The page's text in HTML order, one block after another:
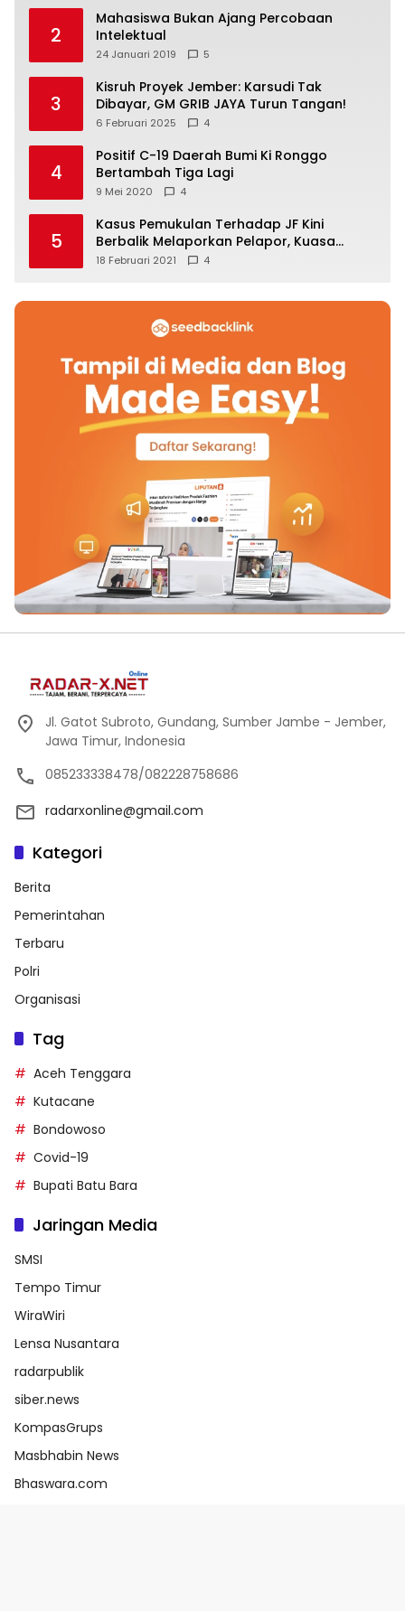
2
Mahasiswa Bukan Ajang Percobaan
Intelektual
24 Januari 2019 5
3
Kisruh Proyek Jember: Karsudi Tak
Dibayar, GM GRIB JAYA Turun Tangan!
6 Februari 2025 4
4
Positif C-19 Daerah Bumi Ki Ronggo
Bertambah Tiga Lagi
9 Mei 2020 4
5
Kasus Pemukulan Terhadap JF Kini
Berbalik Melaporkan Pelapor, Kuasa
Hukum Angkat Bicara
18 Februari 2021 4
Jl. Gatot Subroto, Gundang, Sumber Jambe - Jember,
Jawa Timur, Indonesia
085233338478/082228758686
radarxonline@gmail.com
Kategori
Berita
Pemerintahan
Terbaru
Polri
Organisasi
Tag
Aceh Tenggara
Kutacane
Bondowoso
Covid-19
Bupati Batu Bara
Jaringan Media
SMSI
Tempo Timur
WiraWiri
Lensa Nusantara
radarpublik
siber.news
KompasGrups
Masbhabin News
Bhaswara.com